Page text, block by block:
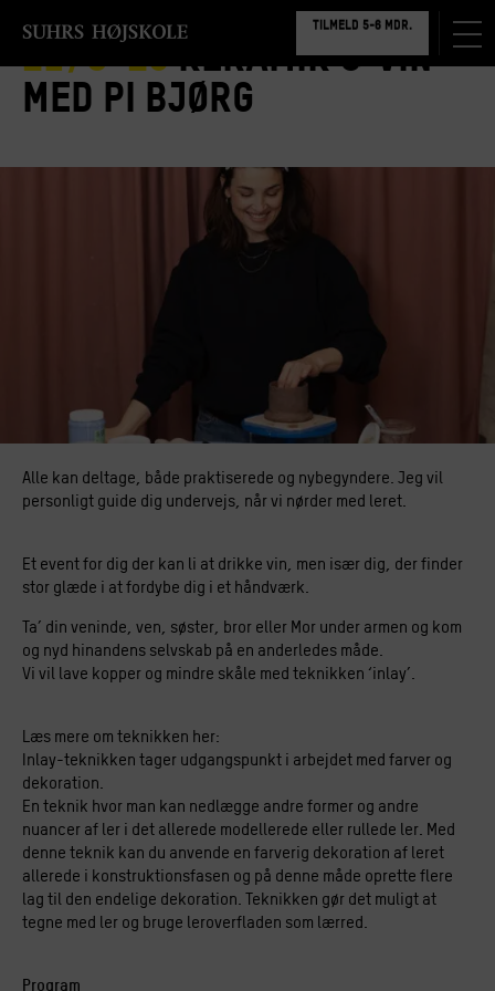
TILMELD 5-6 MDR.
21/8-25Keramik & vin
med Pi Bjørg
Alle kan deltage, både praktiserede og nybegyndere. Jeg vil
personligt guide dig undervejs, når vi nørder med leret.
Et event for dig der kan li at drikke vin, men især dig, der finder
stor glæde i at fordybe dig i et håndværk.
Ta’ din veninde, ven, søster, bror eller Mor under armen og kom
og nyd hinandens selvskab på en anderledes måde.
Vi vil lave kopper og mindre skåle med teknikken ‘inlay’.
Læs mere om teknikken her:
Inlay-teknikken tager udgangspunkt i arbejdet med farver og
dekoration.
En teknik hvor man kan nedlægge andre former og andre
nuancer af ler i det allerede modellerede eller rullede ler. Med
denne teknik kan du anvende en farverig dekoration af leret
allerede i konstruktionsfasen og på denne måde oprette flere
lag til den endelige dekoration. Teknikken gør det muligt at
tegne med ler og bruge leroverfladen som lærred.
Program